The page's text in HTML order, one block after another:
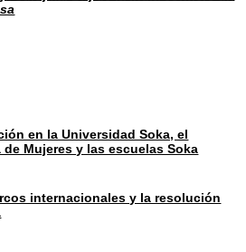
en la Universidad Soka, el
Mujeres y las escuelas Soka
internacionales y la resolución